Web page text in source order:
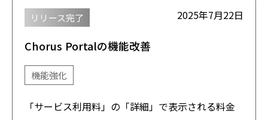
リリース完了 2025年7月22日
Chorus Portalの機能改善
機能強化
「サービス利用料」の「詳細」で表示される料金